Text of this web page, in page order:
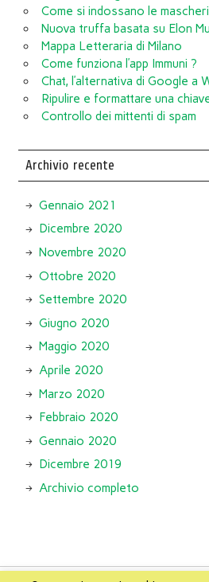
Come si indossano le
Nuova truffa basata su Elon
Mappa Letteraria di Milano
Come funziona l’app Immuni ?
Chat, l’alternativa di Google a
Ripulire e formattare una
Controllo dei mittenti di spam
Archivio recente
Gennaio 2021
Dicembre 2020
Novembre 2020
Ottobre 2020
Settembre 2020
Giugno 2020
Maggio 2020
Aprile 2020
Marzo 2020
Febbraio 2020
Gennaio 2020
Dicembre 2019
Archivio completo